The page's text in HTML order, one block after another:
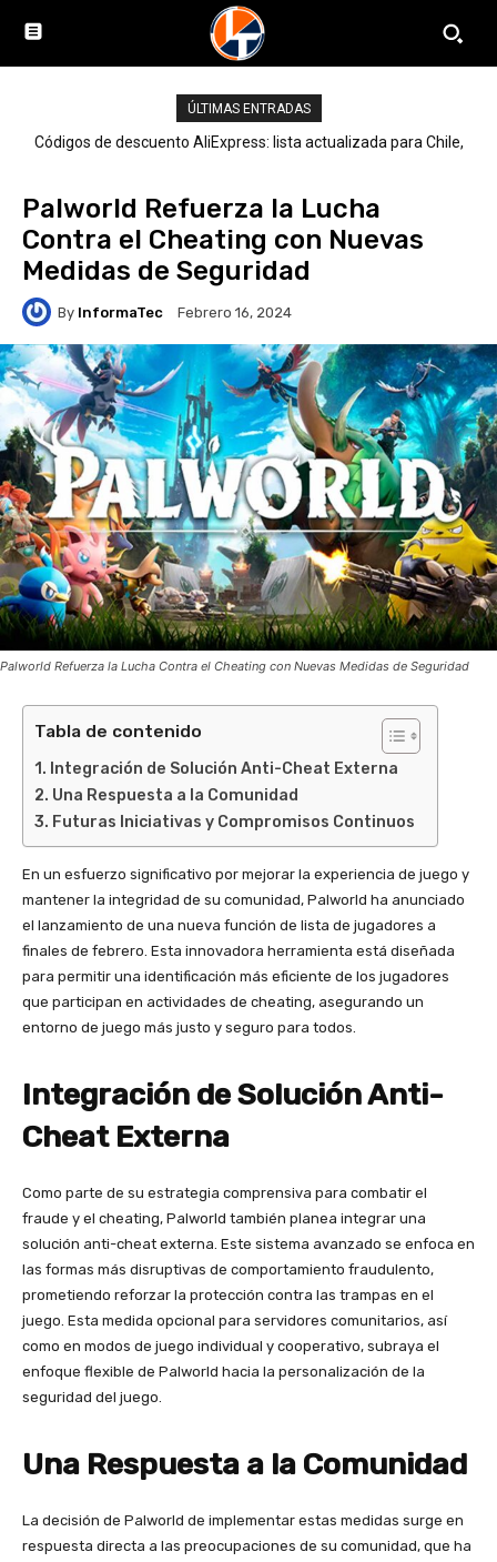
ÚLTIMAS ENTRADAS
Códigos de descuento AliExpress: lista actualizada para Chile,
Palworld Refuerza la Lucha
Contra el Cheating con Nuevas
Medidas de Seguridad
By InformaTec Febrero 16, 2024
Palworld Refuerza la Lucha Contra el Cheating con Nuevas Medidas de Seguridad
Tabla de contenido
Integración de Solución Anti-Cheat Externa
Una Respuesta a la Comunidad
Futuras Iniciativas y Compromisos Continuos
En un esfuerzo significativo por mejorar la experiencia de juego y
mantener la integridad de su comunidad, Palworld ha anunciado
el lanzamiento de una nueva función de lista de jugadores a
finales de febrero. Esta innovadora herramienta está diseñada
para permitir una identificación más eficiente de los jugadores
que participan en actividades de cheating, asegurando un
entorno de juego más justo y seguro para todos.
Integración de Solución Anti-
Cheat Externa
Como parte de su estrategia comprensiva para combatir el
fraude y el cheating, Palworld también planea integrar una
solución anti-cheat externa. Este sistema avanzado se enfoca en
las formas más disruptivas de comportamiento fraudulento,
prometiendo reforzar la protección contra las trampas en el
juego. Esta medida opcional para servidores comunitarios, así
como en modos de juego individual y cooperativo, subraya el
enfoque flexible de Palworld hacia la personalización de la
seguridad del juego.
Una Respuesta a la Comunidad
La decisión de Palworld de implementar estas medidas surge en
respuesta directa a las preocupaciones de su comunidad, que ha